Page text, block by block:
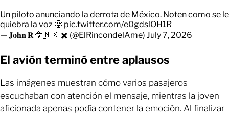
Un piloto anunciando la derrota de México. Noten como se le
quiebra la voz 🥲 pic.twitter.com/e0gdslOH1R
— 𝐉𝐨𝐡𝐧 𝐑 🦅🇲🇽 ✖️ (@ElRincondelAme) July 7, 2026
El avión terminó entre aplausos
Las imágenes muestran cómo varios pasajeros
escuchaban con atención el mensaje, mientras la joven
aficionada apenas podía contener la emoción. Al finalizar